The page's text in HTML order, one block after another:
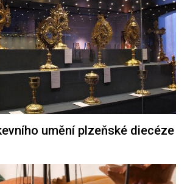
umění plzeňské diecéze